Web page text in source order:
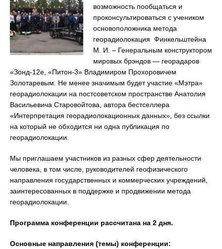
возможность пообщаться и
проконсультироваться с учеником
основоположника метода
георадиолокация Финкельштейна
М. И. – Генеральным конструктором
мировых брэндов — георадаров
«Зонд-12е, «Питон-3» Владимиром Прохоровичем
Золотаревым. Не менее значимым будет участие «Мэтра»
георадиолокации на постсоветском пространстве Анатолия
Васильевича Старовойтова, автора бестселлера
«Интерпретация георадиолокационных данных», без ссылки
на который не обходится ни одна публикация по
георадиолокации.
Мы приглашаем участников из разных сфер деятельности
человека, в том числе, руководителей геофизического
направления государственных и коммерческих учреждений,
заинтересованных в поддержке и продвижении метода
георадиолокации.
Программа конференции рассчитана на 2 дня.
Основные направления (темы) конференции: